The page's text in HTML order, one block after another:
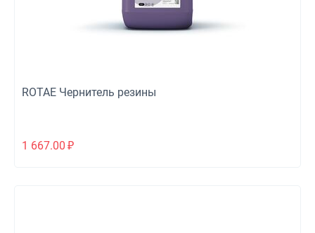
ROTAE Чернитель резины
1 667.00 ₽